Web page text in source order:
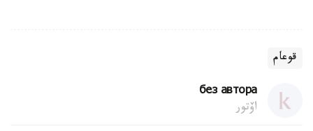
قوعام
без автора
اۆتور